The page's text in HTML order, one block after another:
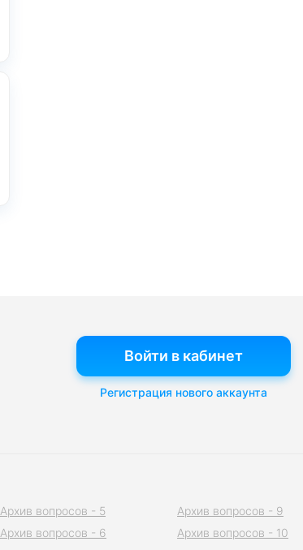
Войти в кабинет
Регистрация нового аккаунта
Архив вопросов - 5
Архив вопросов - 6
Архив вопросов - 9
Архив вопросов - 10